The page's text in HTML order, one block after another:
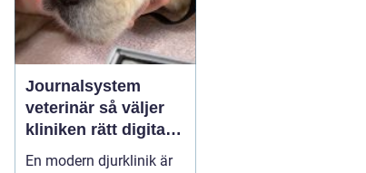
Journalsystem
veterinär så väljer
kliniken rätt digitalt
stöd
En modern djurklinik är